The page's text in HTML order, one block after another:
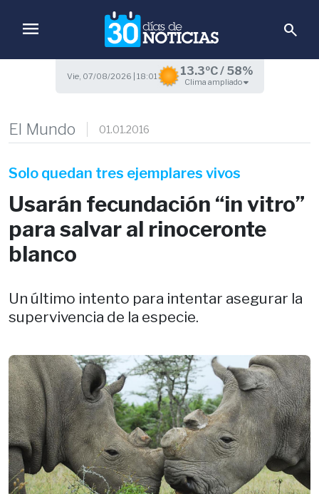
menu search
Vie, 07/08/2026 | 18:01 13.3ºC / 58%
Clima ampliado
El Mundo 01.01.2016
Solo quedan tres ejemplares vivos
Usarán fecundación “in vitro”
para salvar al rinoceronte
blanco
Un último intento para intentar asegurar la
supervivencia de la especie.